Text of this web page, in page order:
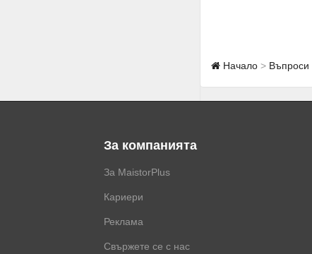
Начало Въпроси
За компанията
За MaistorPlus
Кариери
Реклама
Свържете се с нас